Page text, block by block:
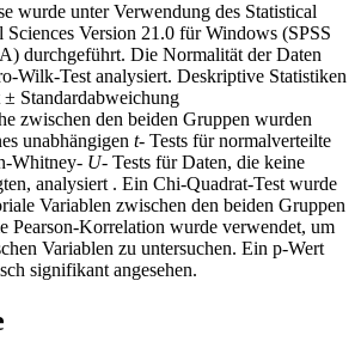
wurde unter Verwendung des Statistical
Sciences Version 21.0 für Windows (SPSS
durchgeführt. Die Normalität der Daten
Wilk-Test analysiert. Deskriptive Statistiken
Standardabweichung
zwischen den beiden Gruppen wurden
unabhängigen t- Tests für normalverteilte
Whitney- U- Tests für Daten, die keine
analysiert . Ein Chi-Quadrat-Test wurde
Variablen zwischen den beiden Gruppen
Pearson-Korrelation wurde verwendet, um
Variablen zu untersuchen. Ein p-Wert
signifikant angesehen.